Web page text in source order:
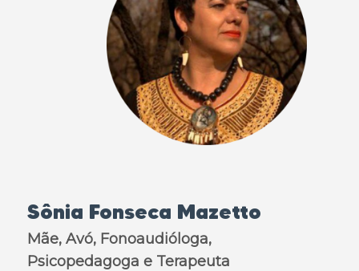
Sônia Fonseca Mazetto
Mãe, Avó, Fonoaudióloga,
Psicopedagoga e Terapeuta